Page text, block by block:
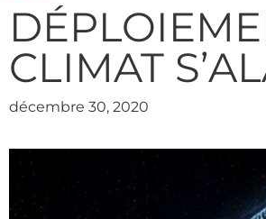
CLIMAT
décembre 30, 2020